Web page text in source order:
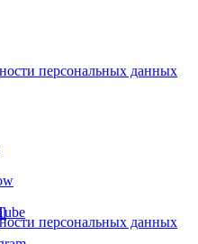
персональных данных
персональных данных